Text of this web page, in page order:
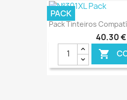
Pack Tinteiros
40,30 €

PACK